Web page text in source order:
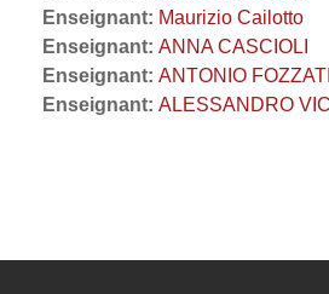
Enseignant: Maurizio Cailotto
Enseignant: ANNA CASCIOLI
Enseignant: ANTONIO FOZZATI
Enseignant: ALESSANDRO VICI